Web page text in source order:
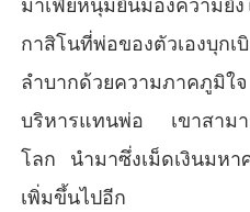
มาเฟียหนุ่มยืนมองความยิ่
กาสิโนที่พ่อของตัวเองบุกเ
ลำบากด้วยความภาคภูมิ
บริหารแทนพ่อ เขาสามา
โลก นำมาซึ่งเม็ดเงินมห
เพิ่มขึ้นไปอีก